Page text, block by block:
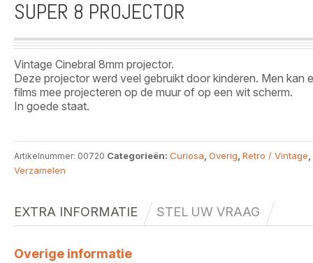
SUPER 8 PROJECTOR
Vintage Cinebral 8mm projector.
Deze projector werd veel gebruikt door kinderen. Men kan
films mee projecteren op de muur of op een wit scherm.
In goede staat.
Artikelnummer: 00720 Categorieën: Curiosa, Overig, Retro / Vintage,
Verzamelen
EXTRA INFORMATIE STEL UW VRAAG
Overige informatie